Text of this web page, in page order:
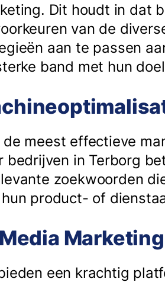
Dit houdt in dat
van de
aan te passen
band met hun
de meest effectieve
bedrijven in Terborg
zoekwoorden
product- of
een krachtig